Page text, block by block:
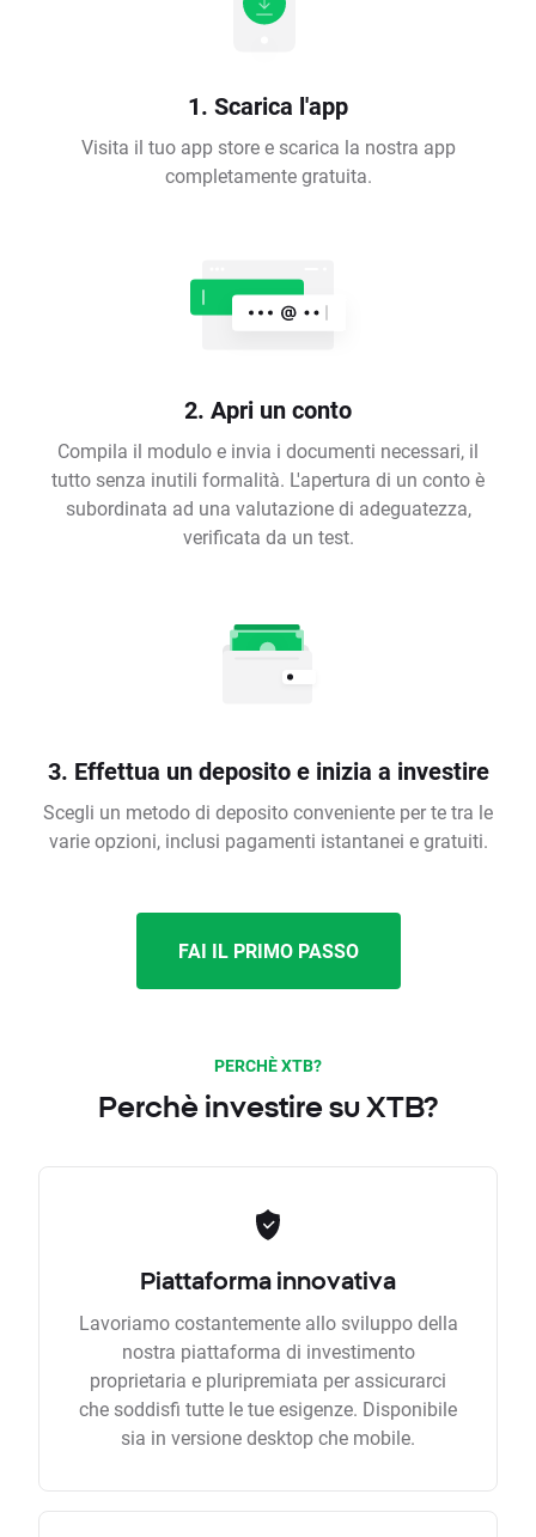
1. Scarica l'app
Visita il tuo app store e scarica la nostra app
completamente gratuita.
2. Apri un conto
Compila il modulo e invia i documenti necessari, il
tutto senza inutili formalità. L'apertura di un conto è
subordinata ad una valutazione di adeguatezza,
verificata da un test.
3. Effettua un deposito e inizia a investire
Scegli un metodo di deposito conveniente per te tra le
varie opzioni, inclusi pagamenti istantanei e gratuiti.
FAI IL PRIMO PASSO
PERCHÈ XTB?
Perchè investire su XTB?
Piattaforma innovativa
Lavoriamo costantemente allo sviluppo della
nostra piattaforma di investimento
proprietaria e pluripremiata per assicurarci
che soddisfi tutte le tue esigenze. Disponibile
sia in versione desktop che mobile.